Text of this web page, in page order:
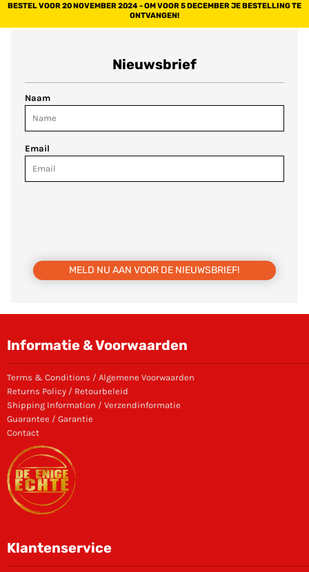
BESTEL VOOR 20 NOVEMBER 2024 - OM VOOR 5 DECEMBER JE BESTELLING TE
ONTVANGEN!
Nieuwsbrief
Naam
Email
MELD NU AAN VOOR DE NIEUWSBRIEF!
Informatie & Voorwaarden
Terms & Conditions / Algemene Voorwaarden
Returns Policy / Retourbeleid
Shipping Information / Verzendinformatie
Guarantee / Garantie
Contact
Klantenservice